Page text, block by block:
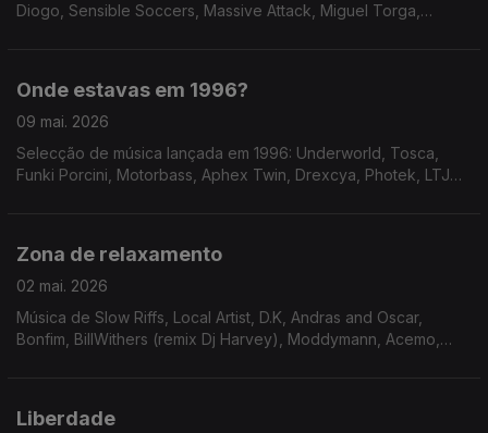
Diogo, Sensible Soccers, Massive Attack, Miguel Torga,
Onde estavas em 1996?
09 mai. 2026
Selecção de música lançada em 1996: Underworld, Tosca,
Funki Porcini, Motorbass, Aphex Twin, Drexcya, Photek, LTJ
Zona de relaxamento
02 mai. 2026
Música de Slow Riffs, Local Artist, D.K, Andras and Oscar,
Bonfim, BillWithers (remix Dj Harvey), Moddymann, Acemo,
Liberdade